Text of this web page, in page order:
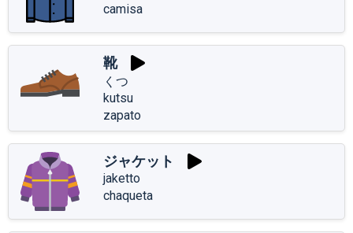
camisa
靴
くつ
kutsu
zapato
ジャケット
jaketto
chaqueta